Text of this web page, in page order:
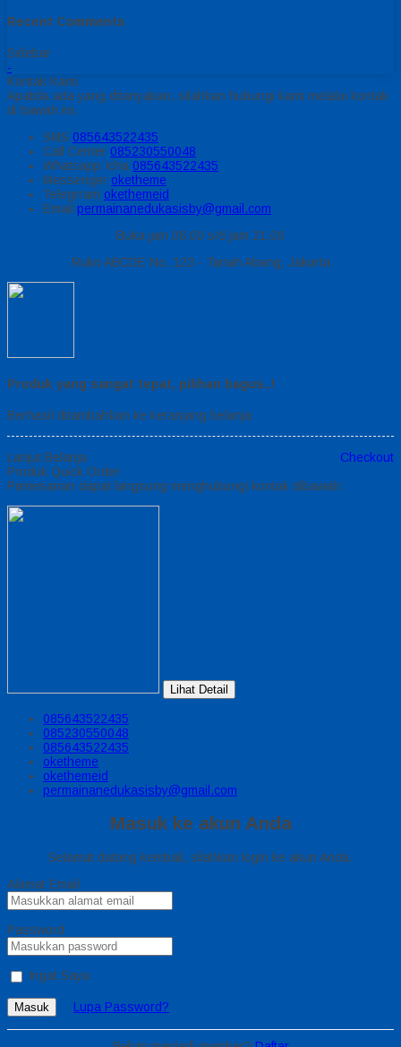
Recent Comments
Sidebar
-
Kontak Kami
Apabila ada yang ditanyakan, silahkan hubungi kami melalui kontak
di bawah ini.
SMS 085643522435
Call Center 085230550048
Whatsapp Icha 085643522435
Messenger oketheme
Telegrram okethemeid
Email permainanedukasisby@gmail.com
Buka jam 08.00 s/d jam 21.00
Ruko ABCDE No. 123 - Tanah Abang, Jakarta
Produk yang sangat tepat, pilihan bagus..!
Berhasil ditambahkan ke keranjang belanja
Lanjut Belanja
Checkout
Produk Quick Order
Pemesanan dapat langsung menghubungi kontak dibawah:
Lihat Detail
085643522435
085230550048
085643522435
oketheme
okethemeid
permainanedukasisby@gmail.com
Masuk ke akun Anda
Selamat datang kembali, silahkan login ke akun Anda.
Alamat Email
Password
Ingat Saya
Masuk Lupa Password?